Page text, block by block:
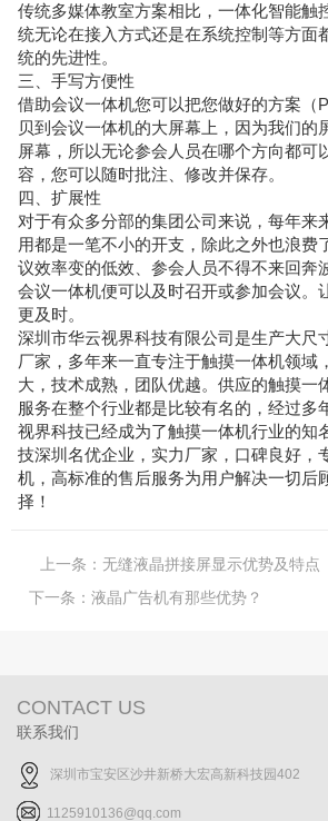
传统多媒体教室方案相比，一体化智能触
统无论在接入方式还是在系统控制等方面
统的先进性。
三、手写方便性
借助会议一体机您可以把您做好的方案（
贝到会议一体机的大屏幕上，因为我们的
屏幕，所以无论参会人员在哪个方向都可
容，您可以随时批注、修改并保存。
四、扩展性
对于有众多分部的集团公司来说，每年来
用都是一笔不小的开支，除此之外也浪费
议效率变的低效、参会人员不得不来回奔
会议一体机便可以及时召开或参加会议。
更及时。
深圳市华云视界科技有限公司是生产大尺
厂家，多年来一直专注于触摸一体机领域
大，技术成熟，团队优越。供应的触摸一
服务在整个行业都是比较有名的，经过多
视界科技已经成为了触摸一体机行业的知
技深圳名优企业，实力厂家，口碑良好，
机，高标准的售后服务为用户解决一切后
择！
上一条： 无缝液晶拼接屏显示优势及特点
下一条： 液晶广告机有那些优势？
CONTACT US
联系我们
深圳市宝安区沙井新桥大宏高新科技园402
1125910136@qq.com